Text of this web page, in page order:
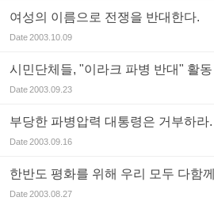
여성의 이름으로 전쟁을 반대한다.
Date2003.10.09
시민단체들, "이라크 파병 반대" 활
Date2003.09.23
부당한 파병압력 대통령은 거부하라.
Date2003.09.16
한반도 평화를 위해 우리 모두 다함께
Date2003.08.27